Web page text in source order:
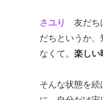
さユり
友だち
だちというか
なくて。 楽しい
そんな状態を